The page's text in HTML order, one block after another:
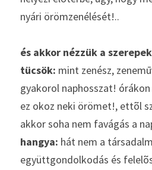
nyári örömzenélését!..
és akkor nézzük a
tücsök: mint zenész,
gyakorol naphosszat!
ez okoz neki örömet!, ettõl
akkor soha nem favágás a
hangya: hát nem a
együttgondolkodás és